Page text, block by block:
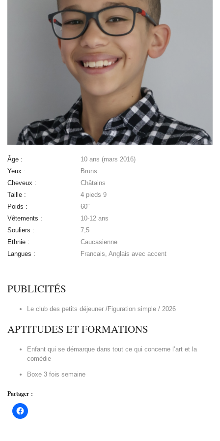
Âge :
10 ans (mars 2016)
Yeux :
Bruns
Cheveux :
Châtains
Taille :
4 pieds 9
Poids :
60"
Vêtements :
10-12 ans
Souliers :
7,5
Ethnie :
Caucasienne
Langues :
Francais, Anglais avec accent
PUBLICITÉS
Le club des petits déjeuner /Figuration simple / 2026
APTITUDES ET FORMATIONS
Enfant qui se démarque dans tout ce qui concerne l’art et la
comédie
Boxe 3 fois semaine
Partager :